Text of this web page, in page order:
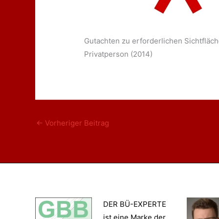
Gutachten zu erforderlichen
Privatperson (2014)
← Vorheriger Beitrag
DER BÜ-EXPERTE